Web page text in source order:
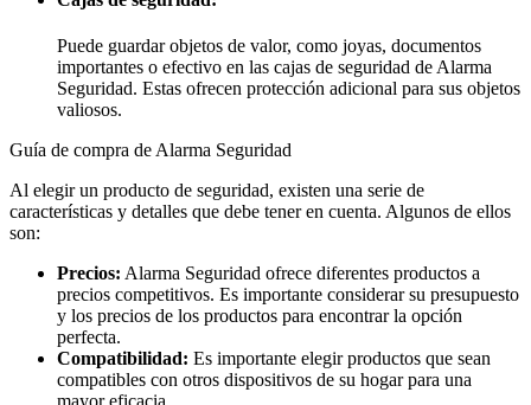
Puede guardar objetos de valor, como joyas, documentos
importantes o efectivo en las cajas de seguridad de Alarma
Seguridad. Estas ofrecen protección adicional para sus objetos
valiosos.
Guía de compra de Alarma Seguridad
Al elegir un producto de seguridad, existen una serie de
características y detalles que debe tener en cuenta. Algunos de ellos
son:
Precios: Alarma Seguridad ofrece diferentes productos a
precios competitivos. Es importante considerar su presupuesto
y los precios de los productos para encontrar la opción
perfecta.
Compatibilidad: Es importante elegir productos que sean
compatibles con otros dispositivos de su hogar para una
mayor eficacia.